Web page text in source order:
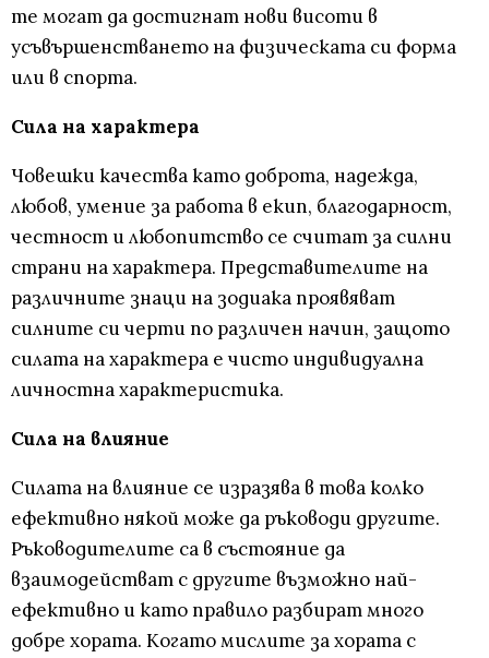
те могат да достигнат нови висоти в
усъвършенстването на физическата си форма
или в спорта.
Сила на характера
Човешки качества като доброта, надежда,
любов, умение за работа в екип, благодарност,
честност и любопитство се считат за силни
страни на характера. Представителите на
различните знаци на зодиака проявяват
силните си черти по различен начин, защото
силата на характера е чисто индивидуална
личностна характеристика.
Сила на влияние
Силата на влияние се изразява в това колко
ефективно някой може да ръководи другите.
Ръководителите са в състояние да
взаимодействат с другите възможно най-
ефективно и като правило разбират много
добре хората. Когато мислите за хората с